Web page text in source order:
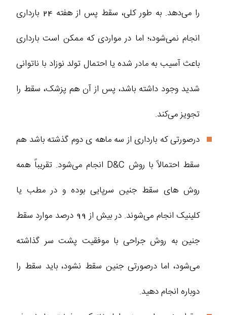
را می‌دهد. به طور کلی، سقط پس از هفته 24 بارداری
انجام نمی‌شود،؛ اما در مواردی که ممکن است بارداری
باعث آسیب به مادر شده یا احتمال تولد نوزاد با ناتوانی
شدید وجود داشته باشد، پس از آن هم پزشک، سقط را
تجویز می‌کند.
درصورتی که بارداری از سه ماهه ی دوم گذشته باشد هم
سقط احتمالاً با روش D&C انجام می‌شود. تقریباً همه
روش های سقط جنین سرپایی بوده و در مطب یا
کلینیک انجام می‌شوند. در بیش از 99 درصد موارد سقط
جنین به روش جراحی با موفقیت پشت سر گذاشته
می‌شود، اما درصورتی جنین سقط نشود، باید سقط را
دوباره انجام دهید.